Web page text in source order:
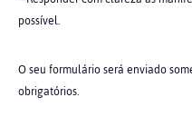
possível.
O seu formulário será enviado
obrigatórios.